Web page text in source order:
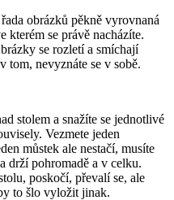
obrázků pěkně vyrovnaná
kterém se právě nacházíte.
se rozletí a smíchají
tom, nevyznáte se v sobě.
stolem a snažíte se jednotlivé
Vezmete jeden
můstek ale nestačí, musíte
drží pohromadě a v celku.
poskočí, převalí se, ale
to šlo vyložit jinak.